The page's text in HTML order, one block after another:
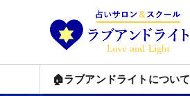
🏠ラブアンドライトについて